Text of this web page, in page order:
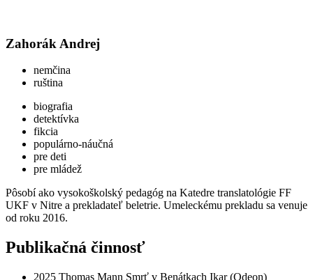
Zahorák Andrej
nemčina
ruština
biografia
detektívka
fikcia
populárno-náučná
pre deti
pre mládež
Pôsobí ako vysokoškolský pedagóg na Katedre translatológie FF
UKF v Nitre a prekladateľ beletrie. Umeleckému prekladu sa venuje
od roku 2016.
Publikačná činnosť
2025 Thomas Mann Smrť v Benátkach Ikar (Odeon)